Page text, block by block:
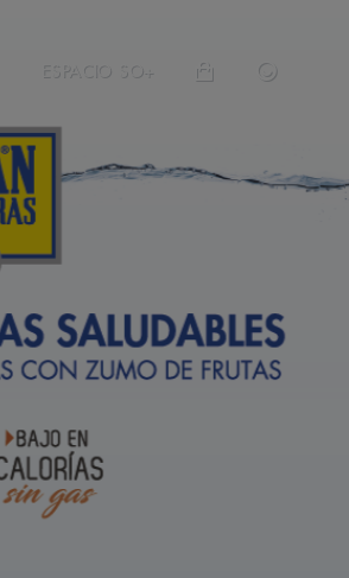
ESPACIO SO+